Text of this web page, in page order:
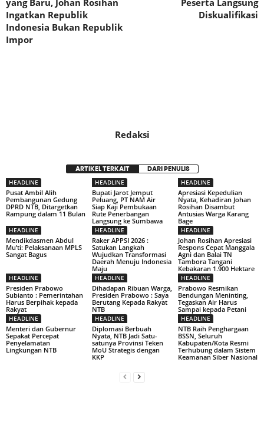
Ingatkan Republik
Indonesia Bukan Republik
Impor
Diskualifikasi
Redaksi
ARTIKEL TERKAIT DARI PENULIS
HEADLINE
Pusat Ambil Alih
Pembangunan Gedung
DPRD NTB, Ditargetkan
Rampung dalam 11 Bulan
HEADLINE
Bupati Jarot Jemput
Peluang, PT NAM Air
Siap Kaji Pembukaan
Rute Penerbangan
Langsung ke Sumbawa
HEADLINE
Apresiasi Kepedulian
Nyata, Kehadiran Johan
Rosihan Disambut
Antusias Warga Karang
Bage
HEADLINE
Mendikdasmen Abdul
Mu’ti: Pelaksanaan MPLS
Sangat Bagus
HEADLINE
Raker APPSI 2026 :
Satukan Langkah
Wujudkan Transformasi
Daerah Menuju Indonesia
Maju
HEADLINE
Johan Rosihan Apresiasi
Respons Cepat Manggala
Agni dan Balai TN
Tambora Tangani
Kebakaran 1.900 Hektare
HEADLINE
Presiden Prabowo
Subianto : Pemerintahan
Harus Berpihak kepada
Rakyat
HEADLINE
Dihadapan Ribuan Warga,
Presiden Prabowo : Saya
Berutang Kepada Rakyat
NTB
HEADLINE
Prabowo Resmikan
Bendungan Meninting,
Tegaskan Air Harus
Sampai kepada Petani
HEADLINE
Menteri dan Gubernur
Sepakat Percepat
Penyelamatan
Lingkungan NTB
HEADLINE
Diplomasi Berbuah
Nyata, NTB Jadi Satu-
satunya Provinsi Teken
MoU Strategis dengan
KKP
HEADLINE
NTB Raih Penghargaan
BSSN, Seluruh
Kabupaten/Kota Resmi
Terhubung dalam Sistem
Keamanan Siber Nasional